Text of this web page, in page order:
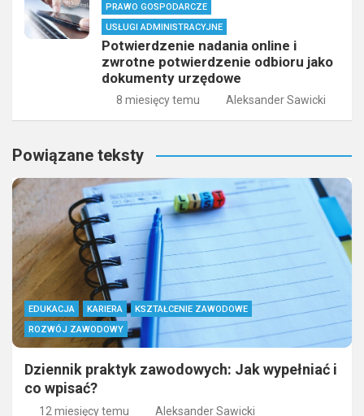
PRAWO GOSPODARCZE
USŁUGI ADMINISTRACYJNE
Potwierdzenie nadania online i
zwrotne potwierdzenie odbioru jako
dokumenty urzędowe
8 miesięcy temu Aleksander Sawicki
Powiązane teksty
EDUKACJA KARIERA
KSZTAŁCENIE ZAWODOWE
ROZWÓJ ZAWODOWY
Dziennik praktyk zawodowych: Jak wypełniać i
co wpisać?
12 miesięcy temu Aleksander Sawicki